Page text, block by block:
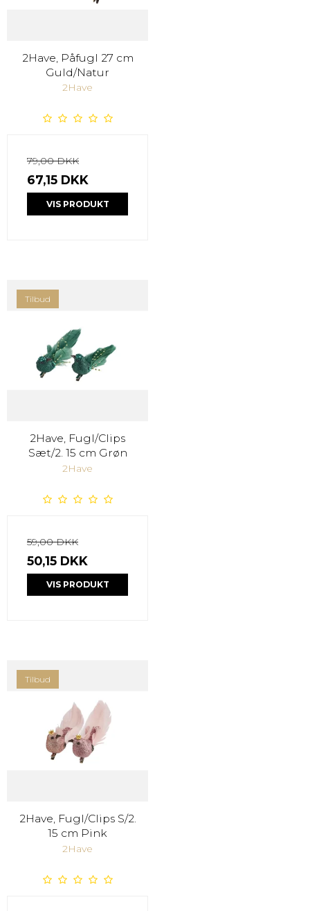
2Have, Påfugl 27 cm
Guld/Natur
2Have
79,00 DKK
67,15 DKK
VIS PRODUKT
Tilbud
2Have, Fugl/Clips
Sæt/2. 15 cm Grøn
2Have
59,00 DKK
50,15 DKK
VIS PRODUKT
Tilbud
2Have, Fugl/Clips S/2.
15 cm Pink
2Have